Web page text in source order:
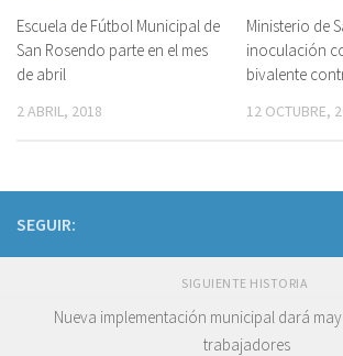
Escuela de Fútbol Municipal de
San Rosendo parte en el mes
de abril
2 ABRIL, 2018
Ministerio de
inoculación
bivalente
12 OCTUBRE,
SEGUIR:
SIGUIENTE HISTORIA
Nueva implementación municipal dará
trabajadores